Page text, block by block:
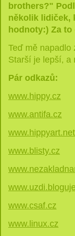
brothers?"
několik lidiček,
hodnoty:) Za
Teď mě napadlo
Starší je lepší, a
Pár odkazů:
www.hippy.cz
www.antifa.cz
www.hippyart.net
www.blisty.cz
www.csaf.cz
www.linux.cz